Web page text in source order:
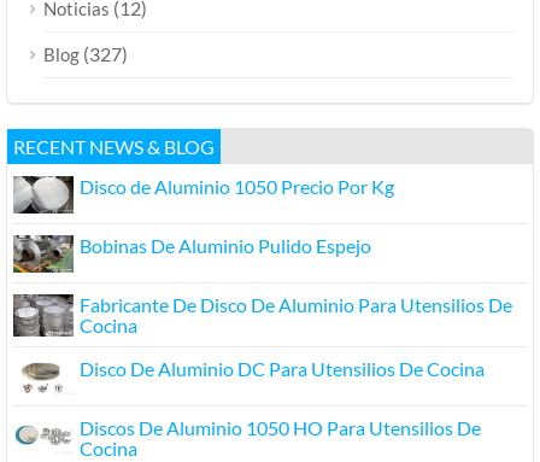
Noticias (12)
Blog (327)
RECENT NEWS & BLOG
Disco de Aluminio 1050 Precio Por Kg
Bobinas De Aluminio Pulido Espejo
Fabricante De Disco De Aluminio Para Utensilios De
Cocina
Disco De Aluminio DC Para Utensilios De Cocina
Discos De Aluminio 1050 HO Para Utensilios De
Cocina